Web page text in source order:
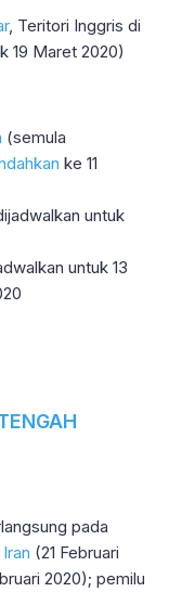
, Teritori Inggris di
19 Maret 2020)
(semula
ke 11
untuk
untuk 13
pada
Iran (21 Februari
2020); pemilu